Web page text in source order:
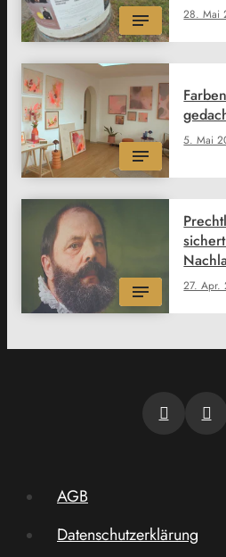
28. Mai
5. Mai
27. Apr.
AGB
Datenschutzerklärung